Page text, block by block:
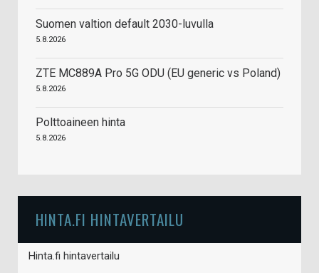
Suomen valtion default 2030-luvulla
5.8.2026
ZTE MC889A Pro 5G ODU (EU generic vs Poland)
5.8.2026
Polttoaineen hinta
5.8.2026
HINTA.FI HINTAVERTAILU
Hinta.fi hintavertailu